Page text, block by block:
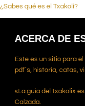
¿Sabes qué es el Txakolí?
ACERCA DE
Este es un sitio para
pdf`s, historia, catas,
«La guía del txakoli»
Calzada.